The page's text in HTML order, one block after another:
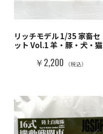
リッチモデル 1/35 家畜セ
ット Vol.1 羊・豚・犬・猫
￥2,200 （税込）